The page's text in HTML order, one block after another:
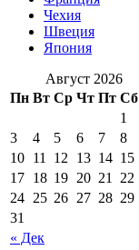
Чехия
Швеция
Япония
Август 2026
Пн Вт Ср Чт Пт Сб
« Дек
1
3
4 5 6 7 8
10 11 12 13 14 15
17 18 19 20 21 22
24 25 26 27 28 29
31